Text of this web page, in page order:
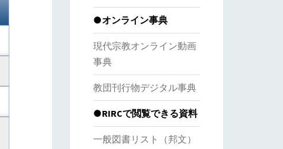
●オンライン事典
現代宗教オンライン動画
事典
教団刊行物デジタル事典
●RIRCで閲覧できる資料
一般図書リスト（邦文）